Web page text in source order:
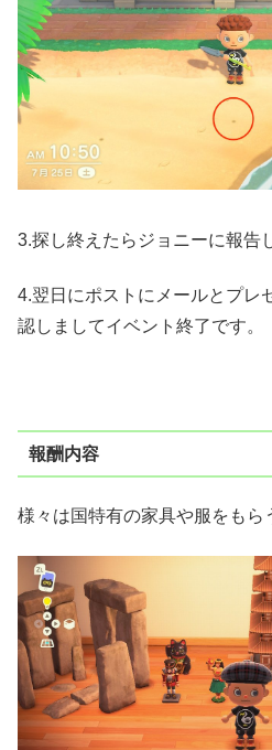
3.探し終えたらジョニーに報告
4.翌日にポストにメールとプレ
認しましてイベント終了です。
報酬内容
様々は国特有の家具や服をもら